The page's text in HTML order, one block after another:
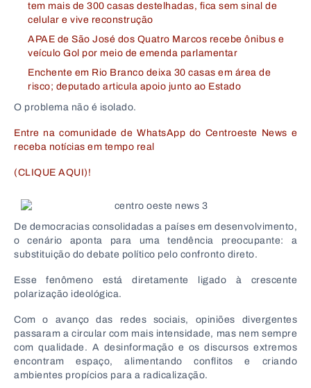
tem mais de 300 casas destelhadas, fica sem sinal de
celular e vive reconstrução
APAE de São José dos Quatro Marcos recebe ônibus e
veículo Gol por meio de emenda parlamentar
Enchente em Rio Branco deixa 30 casas em área de
risco; deputado articula apoio junto ao Estado
O problema não é isolado.
Entre na comunidade de WhatsApp do Centroeste News e
receba notícias em tempo real
(CLIQUE AQUI)!
De democracias consolidadas a países em desenvolvimento,
o cenário aponta para uma tendência preocupante: a
substituição do debate político pelo confronto direto.
Esse fenômeno está diretamente ligado à crescente
polarização ideológica.
Com o avanço das redes sociais, opiniões divergentes
passaram a circular com mais intensidade, mas nem sempre
com qualidade. A desinformação e os discursos extremos
encontram espaço, alimentando conflitos e criando
ambientes propícios para a radicalização.